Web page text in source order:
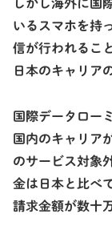
しかし海外に国
いるスマホを持
信が行われるこ
日本のキャリア
国際データロー
国内のキャリア
のサービス対象
金は日本と比べ
請求金額が数十